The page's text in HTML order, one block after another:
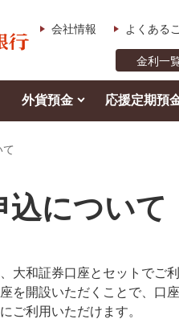
会社情報 よくある
金利一
外貨預金 応援定期預
込について
大和証券口座とセットでご
を開設いただくことで、口
ご利用いただけます。